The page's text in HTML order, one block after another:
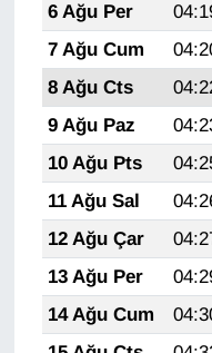
6 Ağu Per
7 Ağu Cum
8 Ağu Cts
9 Ağu Paz
10 Ağu Pts
11 Ağu Sal
12 Ağu Çar
13 Ağu Per
14 Ağu Cum
SİYASET
SPOR
TEBRİK
TEKNOLOJİ
Turizm
VAN'DA SPOR